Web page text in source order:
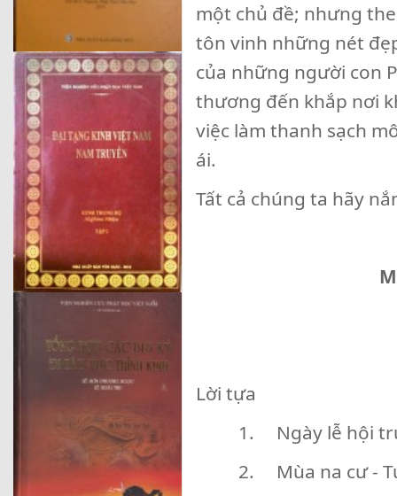
một chủ đề; nhưng
tôn vinh những nét
của những người con
thương đến khắp nơi
việc làm thanh sạch
ái.
Tất cả chúng ta hãy
Lời tựa
1. Ngày lễ hội
2. Mùa na cư -